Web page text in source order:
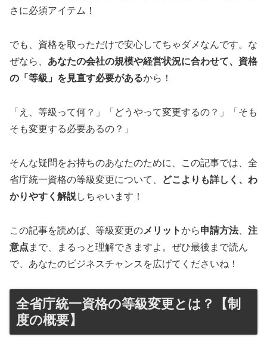
さに必須アイテム！
でも、資格を取っただけで安心してちゃダメなんです。な
ぜなら、 あなたの会社の規模や経営状況に合わせて、資格
の「等級」を見直す必要があるから！
「え、等級って何？」「どうやって変更するの？」「そも
そも変更する必要あるの？」
そんな疑問をお持ちのあなたのために、この記事では、全
省庁統一資格の等級変更について、
どこよりも詳しく、わ
かりやすく解説しちゃいます！
この記事を読めば、等級変更のメリットから申請方法、 注
意点 まで、まるっと理解できますよ。ぜひ最後まで読ん
で、あなたのビジネスチャンスを広げてくださいね！
全省庁統一資格の等級変更とは？【制
度の概要】